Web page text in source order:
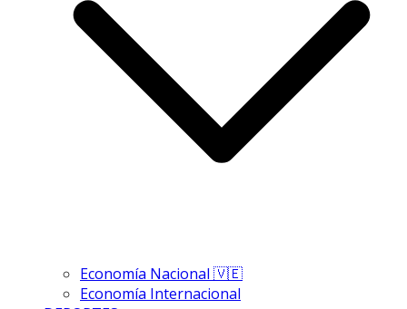
Economía Nacional 🇻🇪
Economía Internacional